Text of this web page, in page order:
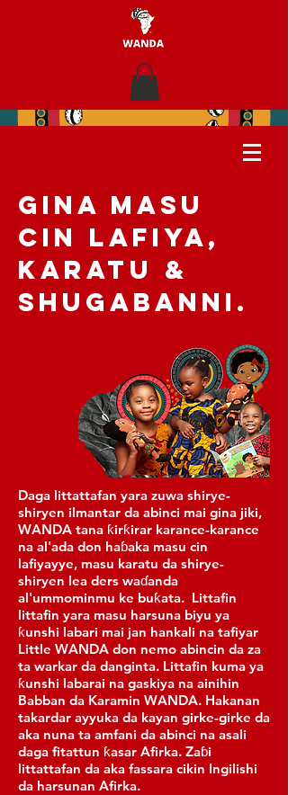
GINA MASU
CIN LAFIYA,
KARATU &
SHUGABANNI.
Daga littattafan yara zuwa shirye-
shiryen ilmantar da abinci mai gina jiki,
WANDA tana ƙirƙirar karance-karance
na al'ada don haɓaka masu cin
lafiyayye, masu karatu da shirye-
shiryen lea ders waɗanda
al'ummominmu ke buƙata. Littafin
littafin yara masu harsuna biyu ya
ƙunshi labari mai jan hankali na tafiyar
Little WANDA don nemo abincin da za
ta warkar da danginta. Littafin kuma ya
ƙunshi labarai na gaskiya na ainihin
Babban da Karamin WANDA. Hakanan
takardar ayyuka da kayan girke-girke da
aka nuna ta amfani da abinci na asali
daga fitattun ƙasar Afirka. Zaɓi
littattafan da aka fassara cikin Ingilishi
da harsunan Afirka.